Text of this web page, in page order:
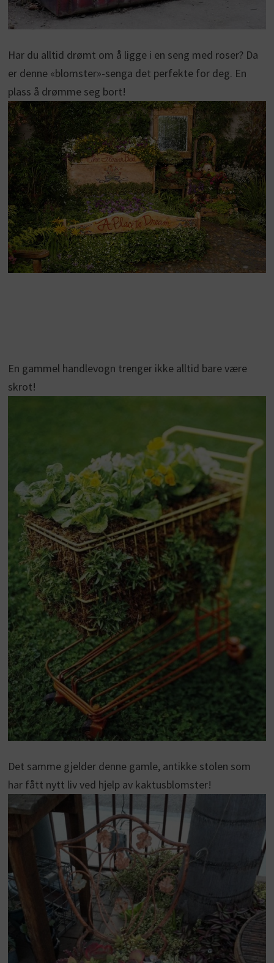
Har du alltid drømt om å ligge i en seng med roser? Da
er denne «blomster»-senga det perfekte for deg. En
plass å drømme seg bort!
En gammel handlevogn trenger ikke alltid bare være
skrot!
Det samme gjelder denne gamle, antikke stolen som
har fått nytt liv ved hjelp av kaktusblomster!